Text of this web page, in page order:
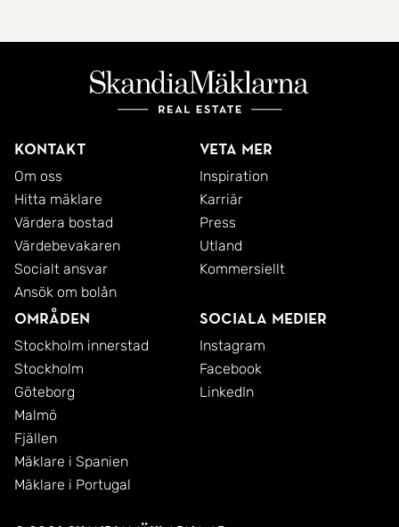
Kontakt
Om oss
Hitta mäklare
Värdera bostad
Värdebevakaren
Socialt ansvar
Ansök om bolån
Veta mer
Inspiration
Karriär
Press
Utland
Kommersiellt
Områden
Stockholm innerstad
Stockholm
Göteborg
Malmö
Fjällen
Mäklare i Spanien
Mäklare i Portugal
Sociala medier
Instagram
Facebook
LinkedIn